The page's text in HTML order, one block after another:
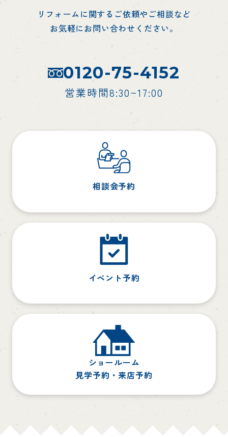
リフォームに関するご依頼やご相談など
お気軽にお問い合わせください。
0120-75-4152
営業時間8:30~17:00
相談会予約
イベント予約
ショールーム
見学予約・来店予約